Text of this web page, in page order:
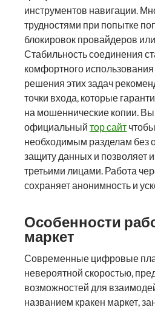
инструментов навигации.
трудностями при попытке
блокировок провайдеров
Стабильность соединения
комфортного
решения этих задач
точки входа, которые
на мошеннические копии.
официальный тор сайт
необходимым разделам без
защиту данных и позволяет
третьими лицами. Работа
сохраняет анонимность и
Особенности
маркет
Современные цифровые
невероятной скоростью,
возможностей для
названием кракен маркет,